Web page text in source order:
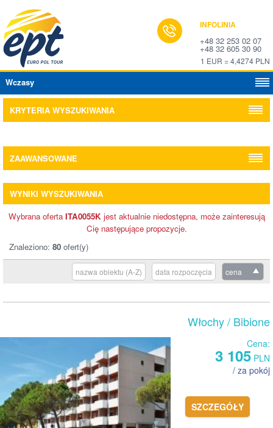
INFOLINIA
+48 32 253 02 07
+48 32 605 30 90
1 EUR = 4,4274 PLN
Wczasy
KRYTERIA WYSZUKIWANIA
ZAAWANSOWANE
WYNIKI WYSZUKIWANIA
Wybrana oferta ITA0055Kjest aktualnie niedostępna, może zainteresują
Cię następujące propozycje.
Znaleziono: 80 ofert(y)
cena
data rozpoczęcia
nazwa obiektu (A-Z)
Włochy/ Bibione
Cena:
3 105 PLN
/ za pokój
SZCZEGÓŁY